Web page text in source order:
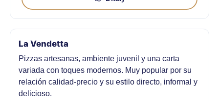
La Vendetta
Pizzas artesanas, ambiente juvenil y una carta
variada con toques modernos. Muy popular por su
relación calidad-precio y su estilo directo, informal y
delicioso.